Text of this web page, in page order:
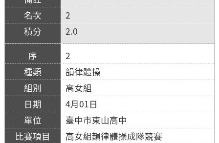
2
2.0
2
韻律體操
高女組
4月01日
臺中市東山高中
高女組韻律體操成隊競賽